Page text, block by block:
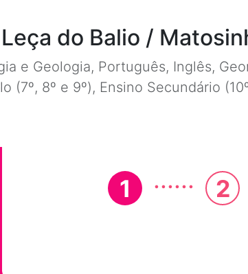
Leça do Balio /
e Geologia, Português, Inglês,
(7º, 8º e 9º), Ensino Secundário
1 ...... 2